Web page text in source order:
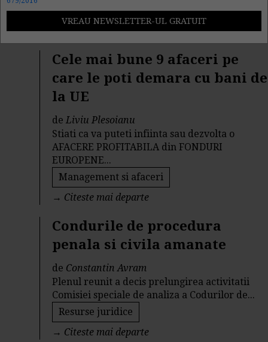
Cautarea facuta dupa cuvantul/sirul de cuvinte "
a returnat 242 articole.
Cele mai bune 9 afaceri pe
care le poti demara cu bani de
la UE
deLiviu Plesoianu
Stiati ca va puteti infiinta sau dezvolta o
AFACERE PROFITABILA din FONDURI
EUROPENE...
Management si afaceri
→ Citeste mai departe
Condurile de procedura
penala si civila amanate
de Constantin Avram
Plenul reunit a decis prelungirea activitatii
Comisiei speciale de analiza a Codurilor de...
Resurse juridice
→ Citeste mai departe